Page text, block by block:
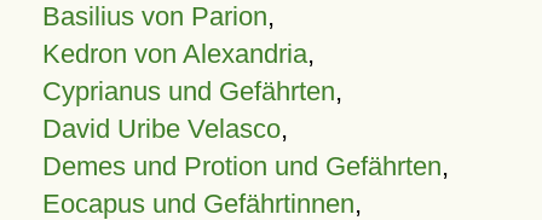
Basilius von Parion,
Kedron von Alexandria,
Cyprianus und Gefährten,
David Uribe Velasco,
Demes und Protion und Gefährten,
Eocapus und Gefährtinnen,